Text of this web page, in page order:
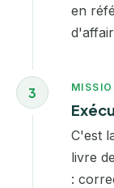
en
3
C'est
livre
: